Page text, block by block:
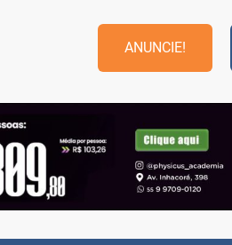
ANUNCIE!